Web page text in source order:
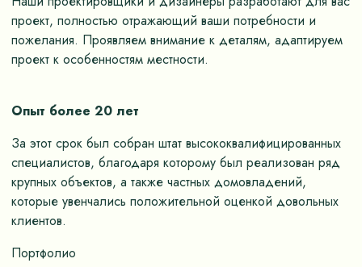
проект, полностью отражающий ваши потребности и
пожелания. Проявляем внимание к деталям, адаптируем
проект к особенностям местности.
Опыт более 20 лет
За этот срок был собран штат высококвалифицированных
специалистов, благодаря которому был реализован ряд
крупных объектов, а также частных домовладений,
которые увенчались положительной оценкой довольных
клиентов.
Портфолио